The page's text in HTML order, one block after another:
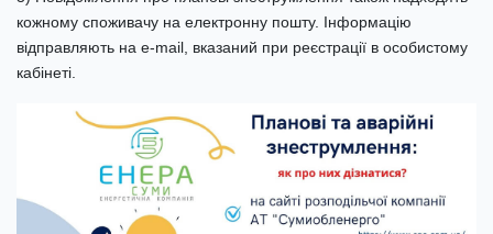
кожному споживачу на електронну пошту. Інформацію
відправляють на e-mail, вказаний при реєстрації в особистому
кабінеті.